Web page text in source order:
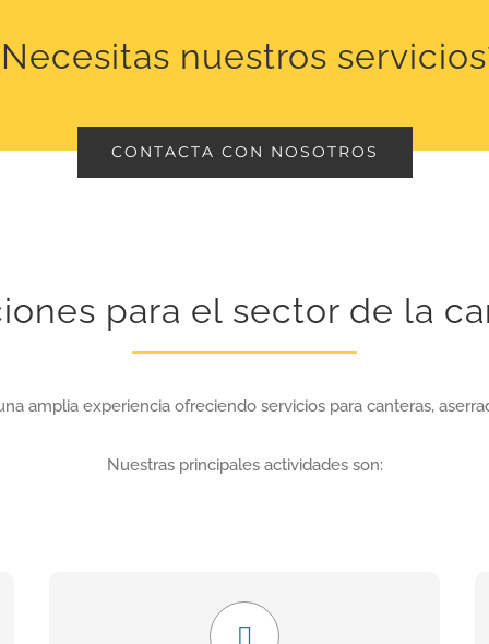
nuestros
CONTACTA CON NOSOTROS
para el sector de la
amplia experiencia ofreciendo servicios para canteras,
Nuestras principales actividades son:
Amplia gama